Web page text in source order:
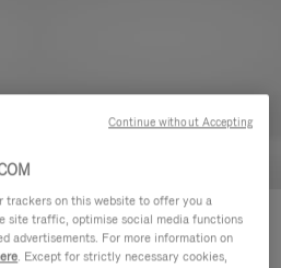
Groove - Leder Tasche mit
Reißverschluss
CHF 455,00
trackers on this website to offer you a
site traffic, optimise social media functions
advertisements. For more information on
. Except for strictly necessary cookies,
Continue without Accepting